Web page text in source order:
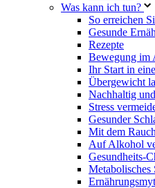
Was kann ich tun?
So erreichen
Gesunde
Rezepte
Bewegung im
Ihr Start in
Übergewicht
Nachhaltig
Stress
Gesunder
Mit dem
Auf Alkohol
Gesundheits-
Metabolisches